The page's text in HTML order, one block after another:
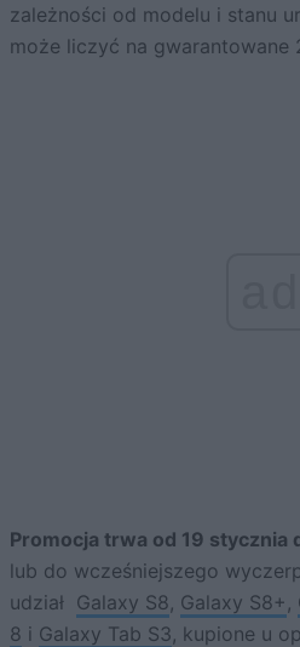
zależności od modelu i stanu
może liczyć na gwarantowane
Promocja trwa od 19 stycznia
lub do wcześniejszego
udział Galaxy S8, Galaxy S8+ ,
8 i Galaxy Tab S3, kupione u